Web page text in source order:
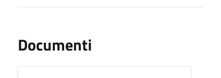
Documenti